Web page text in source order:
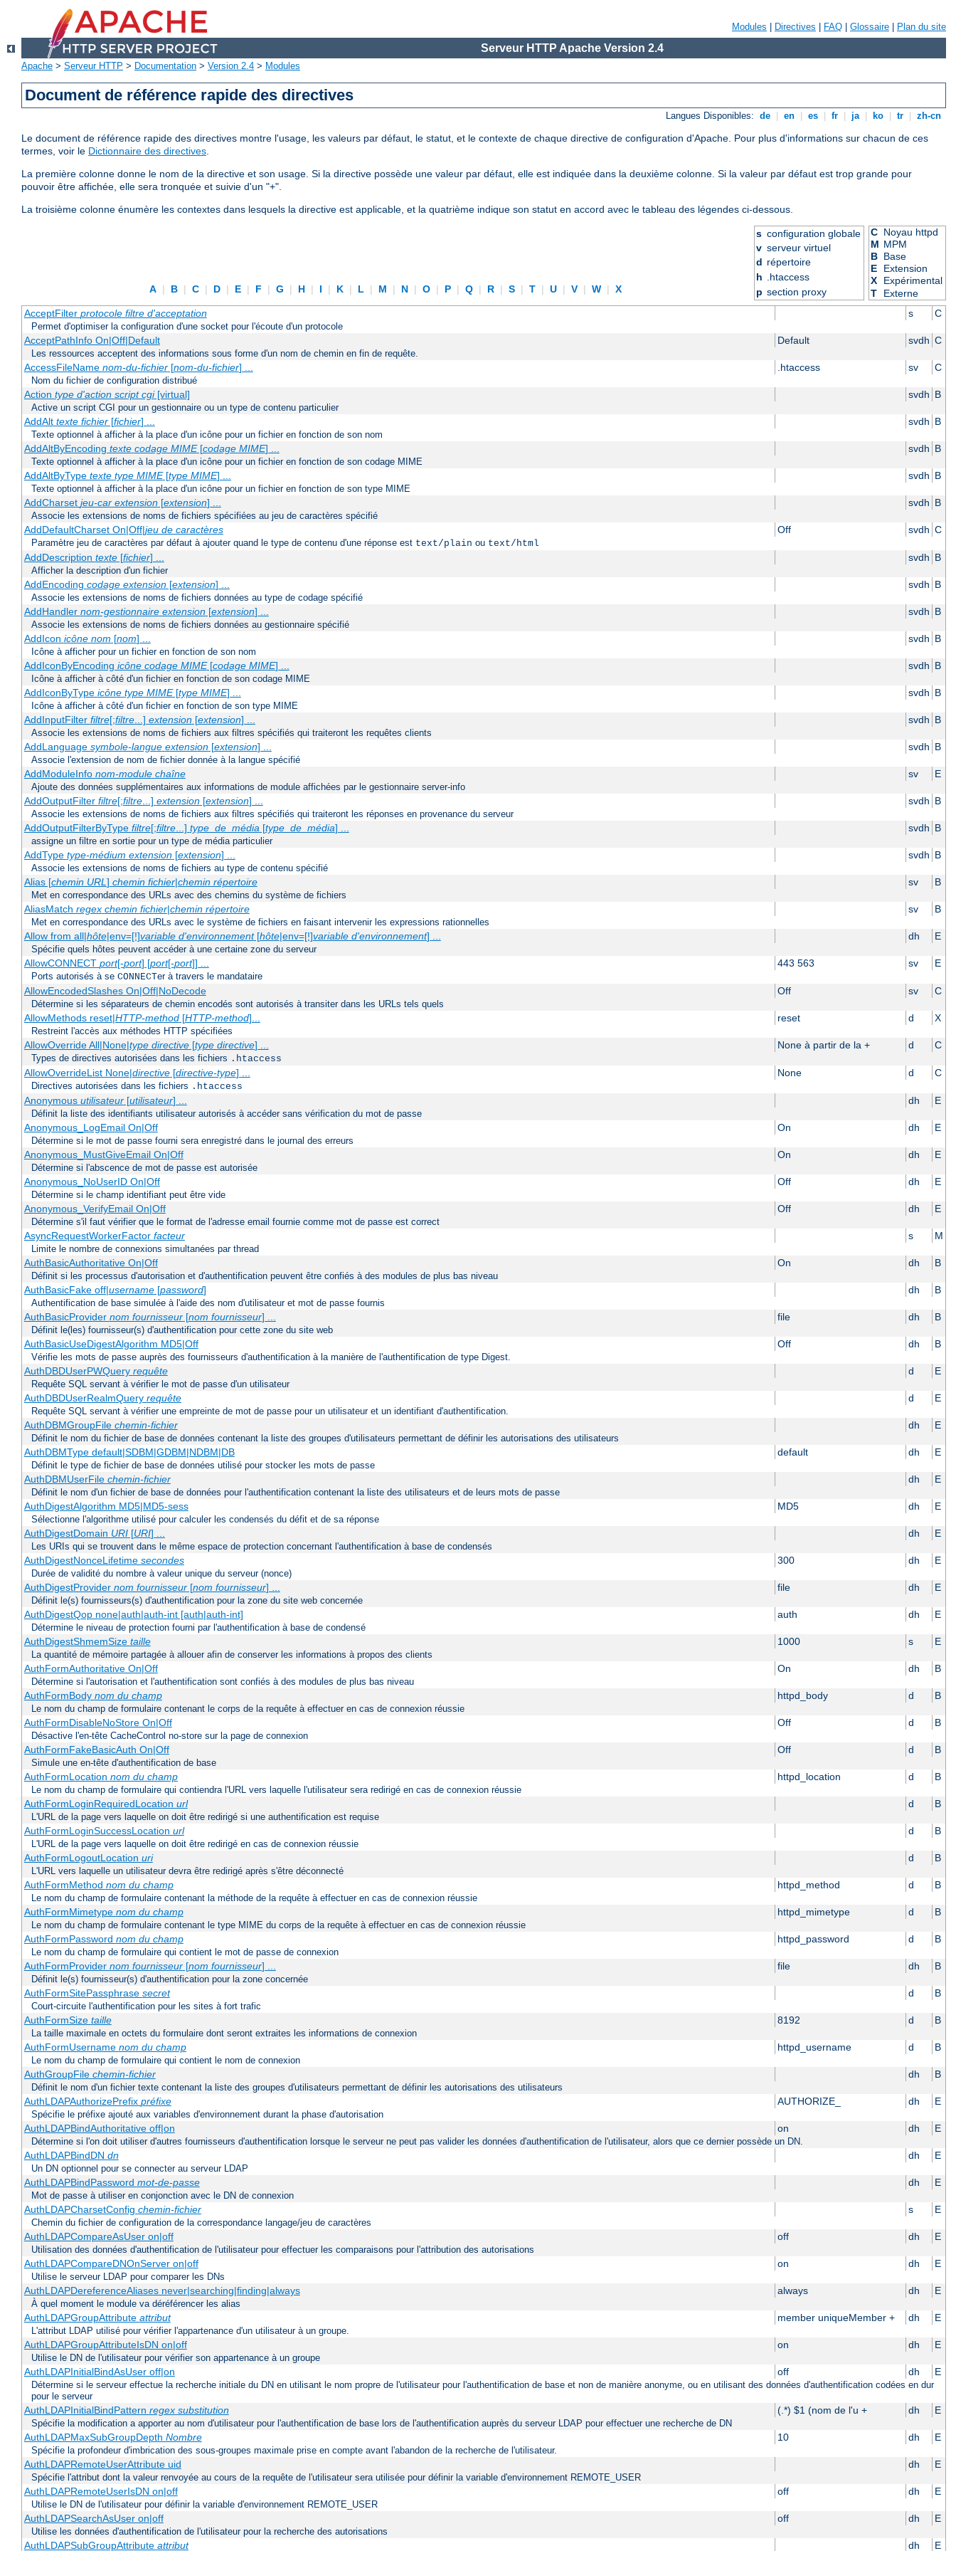
Modules Directives FAQ Glossaire Plan du site
Serveur HTTP Apache Version 2.4
Apache > Serveur HTTP > Documentation > Version 2.4 > Modules
Document de référence rapide des directives
Langues Disponibles: de en es fr ja ko tr zh-cn
Le document de référence rapide des directives montre l'usage, les valeurs par défaut, le statut, et le contexte de chaque directive de configuration d'Apache. Pour plus d'informations sur chacun de ces
termes, voir le Dictionnaire des directives.
La première colonne donne le nom de la directive et son usage. Si la directive possède une valeur par défaut, elle est indiquée dans la deuxième colonne. Si la valeur par défaut est trop grande pour
pouvoir être affichée, elle sera tronquée et suivie d'un "+".
La troisième colonne énumère les contextes dans lesquels la directive est applicable, et la quatrième indique son statut en accord avec le tableau des légendes ci-dessous.
A | B | C | D | E | F | G | H | I | K | L | M | N | O | P | Q | R | S | T | U | V | W | X
s configuration globale
v serveur virtuel
d répertoire
h .htaccess
p section proxy
C Noyau httpd
M MPM
B Base
E
Extension
X
Expérimental
T
Externe
AcceptFilter protocole filtre d'acceptation s C
Permet d'optimiser la configuration d'une socket pour l'écoute d'un protocole
AcceptPathInfo On|Off|Default Default svdh C
Les ressources acceptent des informations sous forme d'un nom de chemin en fin de requête.
AccessFileName nom-du-fichier[nom-du-fichier] ... .htaccess sv C
Nom du fichier de configuration distribué
Action type d'action script cgi[virtual] svdh B
Active un script CGI pour un gestionnaire ou un type de contenu particulier
AddAlt texte fichier[fichier] ... svdh B
Texte optionnel à afficher à la place d'un icône pour un fichier en fonction de son nom
AddAltByEncoding texte codage MIME[codage MIME] ... svdh B
Texte optionnel à afficher à la place d'un icône pour un fichier en fonction de son codage MIME
AddAltByType texte type MIME[type MIME] ... svdh B
Texte optionnel à afficher à la place d'un icône pour un fichier en fonction de son type MIME
AddCharset jeu-car extension[extension] ... svdh B
Associe les extensions de noms de fichiers spécifiées au jeu de caractères spécifié
AddDefaultCharset On|Off|jeu de caractères Off svdh C
Paramètre jeu de caractères par défaut à ajouter quand le type de contenu d'une réponse est text/plain ou text/html
AddDescription texte[fichier] ... svdh B
Afficher la description d'un fichier
AddEncoding codage extension[extension] ... svdh B
Associe les extensions de noms de fichiers données au type de codage spécifié
AddHandler nom-gestionnaire extension[extension] ... svdh B
Associe les extensions de noms de fichiers données au gestionnaire spécifié
AddIcon icône nom [nom] ... svdh B
Icône à afficher pour un fichier en fonction de son nom
AddIconByEncoding icône codage MIME[codage MIME] ... svdh B
Icône à afficher à côté d'un fichier en fonction de son codage MIME
AddIconByType icône type MIME[type MIME] ... svdh B
Icône à afficher à côté d'un fichier en fonction de son type MIME
AddInputFilter filtre[;filtre...] extension[extension] ... svdh B
Associe les extensions de noms de fichiers aux filtres spécifiés qui traiteront les requêtes clients
AddLanguage symbole-langue extension[extension] ... svdh B
Associe l'extension de nom de fichier donnée à la langue spécifié
AddModuleInfo nom-module chaîne sv E
Ajoute des données supplémentaires aux informations de module affichées par le gestionnaire server-info
AddOutputFilter filtre[;filtre...] extension[extension] ... svdh B
Associe les extensions de noms de fichiers aux filtres spécifiés qui traiteront les réponses en provenance du serveur
AddOutputFilterByType filtre[;filtre...] type_de_média[type_de_média] ... svdh B
assigne un filtre en sortie pour un type de média particulier
AddType type-médium extension[extension] ... svdh B
Associe les extensions de noms de fichiers au type de contenu spécifié
Alias [chemin URL] chemin fichier|chemin répertoire sv B
Met en correspondance des URLs avec des chemins du système de fichiers
AliasMatch regex chemin fichier|chemin répertoire sv B
Met en correspondance des URLs avec le système de fichiers en faisant intervenir les expressions rationnelles
Allow from all|hôte|env=[!]variable d'environnement[hôte|env=[!]variable d'environnement] ... dh E
Spécifie quels hôtes peuvent accéder à une certaine zone du serveur
AllowCONNECT port[-port] [port[-port]] ... 443 563 sv E
Ports autorisés à se CONNECTer à travers le mandataire
AllowEncodedSlashes On|Off|NoDecode Off sv C
Détermine si les séparateurs de chemin encodés sont autorisés à transiter dans les URLs tels quels
AllowMethods reset|HTTP-method[HTTP-method]... reset d X
Restreint l'accès aux méthodes HTTP spécifiées
AllowOverride All|None|type directive[type directive] ... None à partir de la + d C
Types de directives autorisées dans les fichiers .htaccess
AllowOverrideList None|directive[directive-type] ... None d C
Directives autorisées dans les fichiers .htaccess
Anonymous utilisateur[utilisateur] ... dh E
Définit la liste des identifiants utilisateur autorisés à accéder sans vérification du mot de passe
Anonymous_LogEmail On|Off On dh E
Détermine si le mot de passe fourni sera enregistré dans le journal des erreurs
Anonymous_MustGiveEmail On|Off On dh E
Détermine si l'abscence de mot de passe est autorisée
Anonymous_NoUserID On|Off Off dh E
Détermine si le champ identifiant peut être vide
Anonymous_VerifyEmail On|Off Off dh E
Détermine s'il faut vérifier que le format de l'adresse email fournie comme mot de passe est correct
AsyncRequestWorkerFactor facteur s M
Limite le nombre de connexions simultanées par thread
AuthBasicAuthoritative On|Off On dh B
Définit si les processus d'autorisation et d'authentification peuvent être confiés à des modules de plus bas niveau
AuthBasicFake off|username[password] dh B
Authentification de base simulée à l'aide des nom d'utilisateur et mot de passe fournis
AuthBasicProvider nom fournisseur[nom fournisseur] ... file dh B
Définit le(les) fournisseur(s) d'authentification pour cette zone du site web
AuthBasicUseDigestAlgorithm MD5|Off Off dh B
Vérifie les mots de passe auprès des fournisseurs d'authentification à la manière de l'authentification de type Digest.
AuthDBDUserPWQuery requête d E
Requête SQL servant à vérifier le mot de passe d'un utilisateur
AuthDBDUserRealmQuery requête d E
Requête SQL servant à vérifier une empreinte de mot de passe pour un utilisateur et un identifiant d'authentification.
AuthDBMGroupFile chemin-fichier dh E
Définit le nom du fichier de base de données contenant la liste des groupes d'utilisateurs permettant de définir les autorisations des utilisateurs
AuthDBMType default|SDBM|GDBM|NDBM|DB default dh E
Définit le type de fichier de base de données utilisé pour stocker les mots de passe
AuthDBMUserFile chemin-fichier dh E
Définit le nom d'un fichier de base de données pour l'authentification contenant la liste des utilisateurs et de leurs mots de passe
AuthDigestAlgorithm MD5|MD5-sess MD5 dh E
Sélectionne l'algorithme utilisé pour calculer les condensés du défit et de sa réponse
AuthDigestDomain URI[URI] ... dh E
Les URIs qui se trouvent dans le même espace de protection concernant l'authentification à base de condensés
AuthDigestNonceLifetime secondes 300 dh E
Durée de validité du nombre à valeur unique du serveur (nonce)
AuthDigestProvider nom fournisseur[nom fournisseur] ... file dh E
Définit le(s) fournisseurs(s) d'authentification pour la zone du site web concernée
AuthDigestQop none|auth|auth-int [auth|auth-int] auth dh E
Détermine le niveau de protection fourni par l'authentification à base de condensé
AuthDigestShmemSize taille 1000 s E
La quantité de mémoire partagée à allouer afin de conserver les informations à propos des clients
AuthFormAuthoritative On|Off On dh B
Détermine si l'autorisation et l'authentification sont confiés à des modules de plus bas niveau
AuthFormBody nom du champ httpd_body d B
Le nom du champ de formulaire contenant le corps de la requête à effectuer en cas de connexion réussie
AuthFormDisableNoStore On|Off Off d B
Désactive l'en-tête CacheControl no-store sur la page de connexion
AuthFormFakeBasicAuth On|Off Off d B
Simule une en-tête d'authentification de base
AuthFormLocation nom du champ httpd_location d B
Le nom du champ de formulaire qui contiendra l'URL vers laquelle l'utilisateur sera redirigé en cas de connexion réussie
AuthFormLoginRequiredLocation url d B
L'URL de la page vers laquelle on doit être redirigé si une authentification est requise
AuthFormLoginSuccessLocation url d B
L'URL de la page vers laquelle on doit être redirigé en cas de connexion réussie
AuthFormLogoutLocation uri d B
L'URL vers laquelle un utilisateur devra être redirigé après s'être déconnecté
AuthFormMethod nom du champ httpd_method d B
Le nom du champ de formulaire contenant la méthode de la requête à effectuer en cas de connexion réussie
AuthFormMimetype nom du champ httpd_mimetype d B
Le nom du champ de formulaire contenant le type MIME du corps de la requête à effectuer en cas de connexion réussie
AuthFormPassword nom du champ httpd_password d B
Le nom du champ de formulaire qui contient le mot de passe de connexion
AuthFormProvider nom fournisseur[nom fournisseur] ... file dh B
Définit le(s) fournisseur(s) d'authentification pour la zone concernée
AuthFormSitePassphrase secret d B
Court-circuite l'authentification pour les sites à fort trafic
AuthFormSize taille 8192 d B
La taille maximale en octets du formulaire dont seront extraites les informations de connexion
AuthFormUsername nom du champ httpd_username d B
Le nom du champ de formulaire qui contient le nom de connexion
AuthGroupFile chemin-fichier dh B
Définit le nom d'un fichier texte contenant la liste des groupes d'utilisateurs permettant de définir les autorisations des utilisateurs
AuthLDAPAuthorizePrefix préfixe AUTHORIZE_ dh E
Spécifie le préfixe ajouté aux variables d'environnement durant la phase d'autorisation
AuthLDAPBindAuthoritative off|on on dh E
Détermine si l'on doit utiliser d'autres fournisseurs d'authentification lorsque le serveur ne peut pas valider les données d'authentification de l'utilisateur, alors que ce dernier possède un DN.
AuthLDAPBindDN dn dh E
Un DN optionnel pour se connecter au serveur LDAP
AuthLDAPBindPassword mot-de-passe dh E
Mot de passe à utiliser en conjonction avec le DN de connexion
AuthLDAPCharsetConfig chemin-fichier s E
Chemin du fichier de configuration de la correspondance langage/jeu de caractères
AuthLDAPCompareAsUser on|off off dh E
Utilisation des données d'authentification de l'utilisateur pour effectuer les comparaisons pour l'attribution des autorisations
AuthLDAPCompareDNOnServer on|off on dh E
Utilise le serveur LDAP pour comparer les DNs
AuthLDAPDereferenceAliases never|searching|finding|always always dh E
À quel moment le module va déréférencer les alias
AuthLDAPGroupAttribute attribut member uniqueMember + dh E
L'attribut LDAP utilisé pour vérifier l'appartenance d'un utilisateur à un groupe.
AuthLDAPGroupAttributeIsDN on|off on dh E
Utilise le DN de l'utilisateur pour vérifier son appartenance à un groupe
AuthLDAPInitialBindAsUser off|on off dh E
Détermine si le serveur effectue la recherche initiale du DN en utilisant le nom propre de l'utilisateur pour l'authentification de base et non de manière anonyme, ou en utilisant des données d'authentification codées en dur
pour le serveur
AuthLDAPInitialBindPattern regex substitution (.*) $1 (nom de l'u + dh E
Spécifie la modification a apporter au nom d'utilisateur pour l'authentification de base lors de l'authentification auprès du serveur LDAP pour effectuer une recherche de DN
AuthLDAPMaxSubGroupDepth Nombre 10 dh E
Spécifie la profondeur d'imbrication des sous-groupes maximale prise en compte avant l'abandon de la recherche de l'utilisateur.
AuthLDAPRemoteUserAttribute uid dh E
Spécifie l'attribut dont la valeur renvoyée au cours de la requête de l'utilisateur sera utilisée pour définir la variable d'environnement REMOTE_USER
AuthLDAPRemoteUserIsDN on|off off dh E
Utilise le DN de l'utilisateur pour définir la variable d'environnement REMOTE_USER
AuthLDAPSearchAsUser on|off off dh E
Utilise les données d'authentification de l'utilisateur pour la recherche des autorisations
AuthLDAPSubGroupAttribute attribut dh E